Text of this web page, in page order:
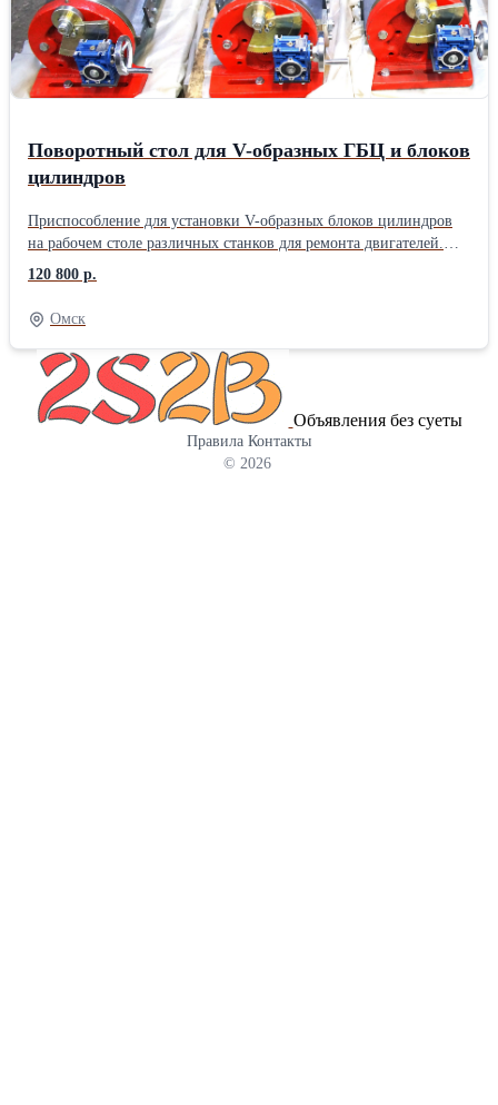
Поворотный стол для V-образных ГБЦ и блоков
цилиндров
Приспособление для установки V-образных блоков цилиндров
на рабочем столе различных станков для ремонта двигателей.
Конструкция стола позволяет смещать деталь в два направления
в пределах 0-45 градусов. Габаритный размер конструкции:
970х290х270 мм; Размер стола: 285х650 мм; Максимальная
длина устанавливаемой детали: 730 мм; Масса: 90 кг.
120 800 р.
Омск
Объявления без суеты
Правила Контакты
© 2026